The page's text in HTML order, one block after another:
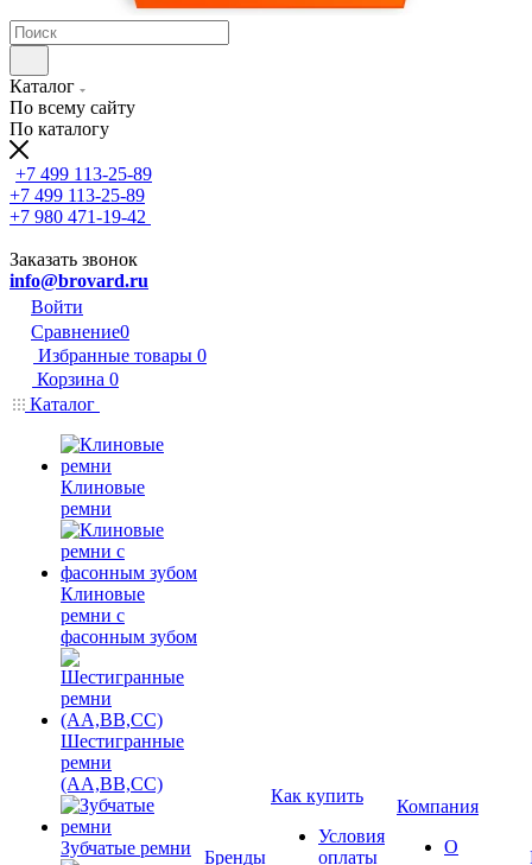
Каталог
По всему сайту
По каталогу
+7 499 113-25-89
+7 499 113-25-89
+7 980 471-19-42
Заказать звонок
info@brovard.ru
Войти
Сравнение0
Избранные товары 0
Корзина 0
Каталог
Клиновые
ремни
Клиновые
ремни с
фасонным зубом
Шестигранные
ремни
(AA,BB,CC)
Зубчатые ремни Бренды
Как купить
Условия
оплаты
Компания
О